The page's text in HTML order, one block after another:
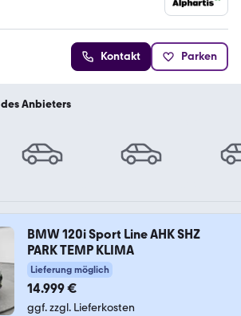
Kontakt Parken
Anbieters
BMW 120i Sport Line AHK SHZ
PARK TEMP KLIMA
Lieferung möglich
14.999 €
ggf. zzgl. Lieferkosten